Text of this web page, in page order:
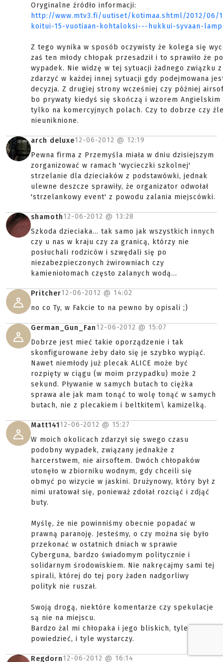
Oryginalne źródło informacji:
http://www.mtv3.fi/uutiset/kotimaa.shtml/2012/06/
koitui-15-vuotiaan-kohtaloksi---hukkui-syvaan-
Z tego wynika w sposób oczywisty że kolega się
zaś ten młody chłopak przesadził i to sprawiło że
wypadek. Nie widzę w tej sytuacji żadnego związku
zdarzyć w każdej innej sytuacji gdy podejmowana
decyzja. Z drugiej strony wcześniej czy później
bo prywaty kiedyś się skończą i wzorem
tylko na komercyjnych polach. Czy to dobrze czy
nieuniknione.
arch deluxe12-06-2012 @ 12:19
Pewna firma z Przemyśla miała w dniu dzisiejszym
zorganizować w ramach 'wycieczki szkolnej'
strzelanie dla dzieciaków z podstawówki, jednak
ulewne deszcze sprawiły, że organizator odwołał
'strzelankowy event' z powodu zalania miejscówki.
shamoth12-06-2012 @ 13:28
Szkoda dzieciaka... tak samo jak wszystkich innych
czy u nas w kraju czy za granicą, którzy nie
posłuchali rodziców i szwędali się po
niezabezpieczonych żwirowniach czy
kamieniołomach często zalanych wodą...
Pritcher12-06-2012 @ 14:02
no co Ty, w Fakcie to na pewno by opisali ;)
German_Gun_Fan12-06-2012 @ 15:07
Dobrze jest mieć takie oporządzenie i tak
skonfigurowane żeby dało się je szybko wypiąć.
Nawet niemłody już plecak ALICE może być
rozpięty w ciągu (w moim przypadku) może 2
sekund. Pływanie w samych butach to ciężka
sprawa ale jak mam tonąć to wolę tonąć w samych
butach, nie z plecakiem i beltkitem\ kamizelką.
Matt14112-06-2012 @ 15:27
W moich okolicach zdarzył się swego czasu
podobny wypadek, związany jednakże z
harcerstwem, nie airsoftem. Dwóch chłopaków
utonęło w zbiorniku wodnym, gdy chceili się
obmyć po wizycie w jaskini. Drużynowy, który był z
nimi uratował się, ponieważ zdołał rozciąć i zdjąć
buty.
Myślę, że nie powinniśmy obecnie popadać w
prawną paranoję. Jesteśmy, o czy można się było
przekonać w ostatnich dniach w sprawie
Cyberguna, bardzo świadomym politycznie i
solidarnym środowiskiem. Nie nakręcajmy sami tej
spirali, której do tej pory żaden nadgorliwy
polityk nie ruszał.
Swoją drogą, niektóre komentarze czy spekulacje
są nie na miejscu.
Bardzo żal mi chłopaka i jego bliskich, tyle mogę
powiedzieć, i tyle wystarczy.
Regdorn12-06-2012 @ 16:14